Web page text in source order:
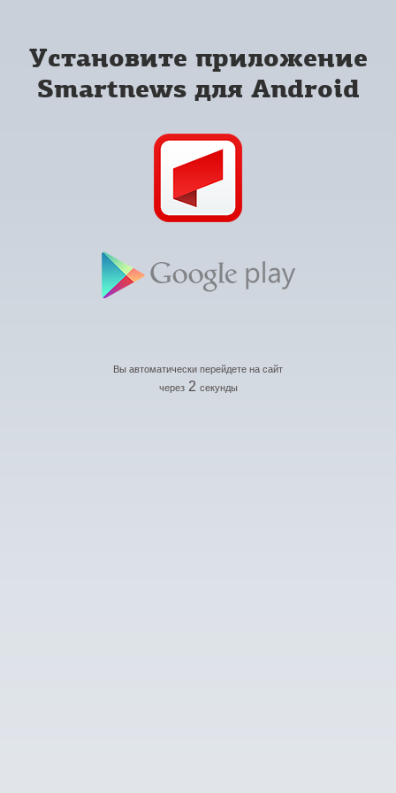
Установите приложение
Smartnews для Android
Вы автоматически перейдете на сайт
через 2 секунды